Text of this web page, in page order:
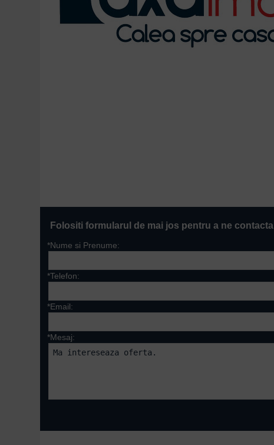
Folositi formularul de mai jos pentru a ne contacta
*Nume si Prenume:
*Telefon:
*Email:
*Mesaj: